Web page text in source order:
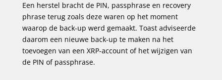
Een herstel bracht de PIN, passphrase en recovery
phrase terug zoals deze waren op het moment
waarop de back-up werd gemaakt. Toast adviseerde
daarom een nieuwe back-up te maken na het
toevoegen van een XRP-account of het wijzigen van
de PIN of passphrase.